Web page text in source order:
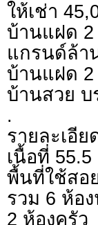
ให้เช่า
บ้านแฝด
แกรนด์ล้า
บ้านแฝด
บ้านสวย บ
.
รายละเอีย
เนื้อที่
พื้นที่ใช้สอ
รวม 6 ห้อ
2 ห้องครัว